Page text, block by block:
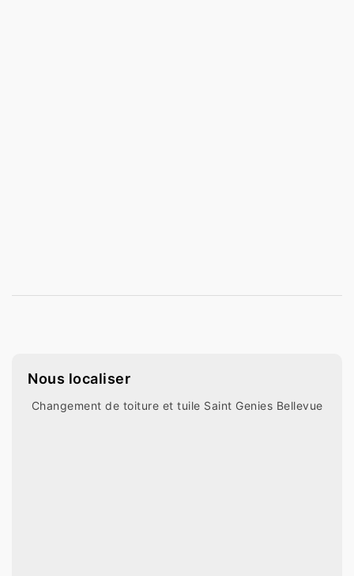
Nous localiser
Changement de toiture et tuile Saint Genies Bellevue